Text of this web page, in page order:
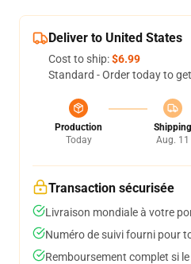
Deliver to United States
Cost to ship:$6.99
Standard - Order today to
Production
Today
Shipping
Aug. 11
Transaction sécurisée
Livraison mondiale à votre
Numéro de suivi fourni pour
Remboursement complet si